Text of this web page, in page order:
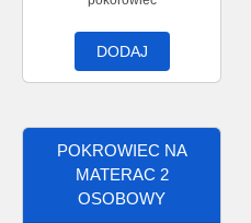
DODAJ
POKROWIEC NA
MATERAC 2
OSOBOWY